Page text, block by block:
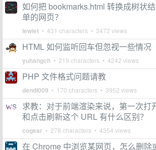
如何把 bookmarks.html 转换成树状
单的网页？
lewiet • 431 characters • 3472 views
HTML 如何监听回车但忽视一些情况
yuhangch • 219 characters • 4242 views
PHP 文件格式问题请教
dendi009 • 170 characters • 3952 views
求教：对于前端渲染来说，第一次打
和点击刷新这个 URL 有什么区别？
cogear • 278 characters • 4354 views
在 Chrome 中浏览某网页，怎么删除